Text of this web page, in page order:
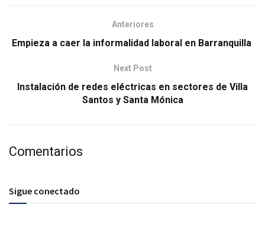
Anteriores
Empieza a caer la informalidad laboral en Barranquilla
Next Post
Instalación de redes eléctricas en sectores de Villa
Santos y Santa Mónica
Comentarios
Sigue conectado